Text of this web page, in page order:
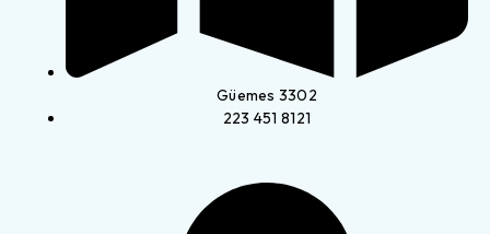
Güemes 3302
223 451 8121